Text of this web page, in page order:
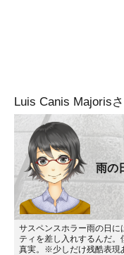
Luis Canis Majoris
雨の
サスペンスホラー雨の日に
ティを差し入れするんだ
真実。※少しだけ残酷表現